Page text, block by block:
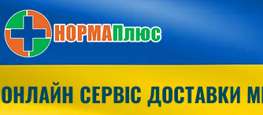
ОНЛАЙН СЕРВІС ДОСТАВКИ